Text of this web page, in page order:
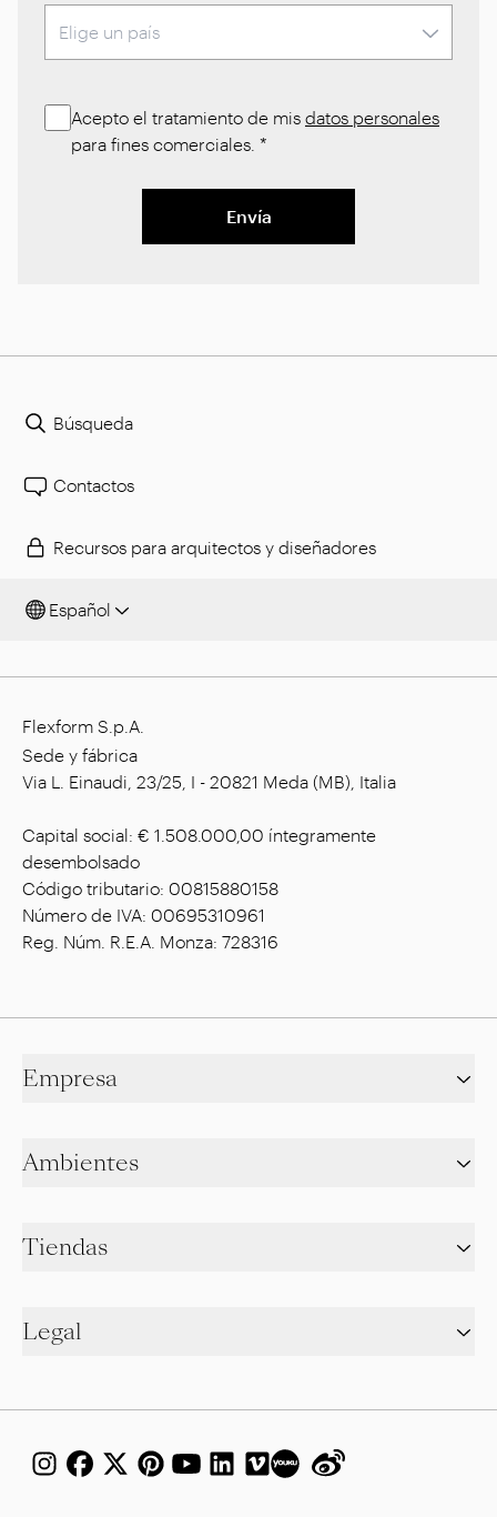
Acepto el tratamiento de mis datos personales
para fines comerciales. *
Envía
Búsqueda
Contactos
Recursos para arquitectos y diseñadores
Español
Flexform S.p.A.
Sede y fábrica
Via L. Einaudi, 23/25, I - 20821 Meda (MB), Italia
Capital social: € 1.508.000,00 íntegramente
desembolsado
Código tributario: 00815880158
Número de IVA: 00695310961
Reg. Núm. R.E.A. Monza: 728316
Empresa
Ambientes
Tiendas
Legal